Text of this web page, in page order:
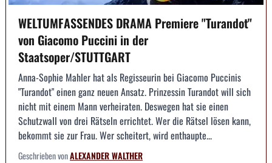
WELTUMFASSENDES DRAMA Premiere "Turandot"
von Giacomo Puccini in der
Staatsoper/STUTTGART
Anna-Sophie Mahler hat als Regisseurin bei Giacomo Puccinis
"Turandot" einen ganz neuen Ansatz. Prinzessin Turandot will sich
nicht mit einem Mann verheiraten. Deswegen hat sie einen
Schutzwall von drei Rätseln errichtet. Wer die Rätsel lösen kann,
bekommt sie zur Frau. Wer scheitert, wird enthaupte...
Geschrieben vonALEXANDER WALTHER